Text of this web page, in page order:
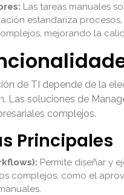
Las tareas manuales
estandariza
mejorando la
de TI depende de la
Las soluciones de
complejos.
Principales
Permite diseñar y
complejos, como el